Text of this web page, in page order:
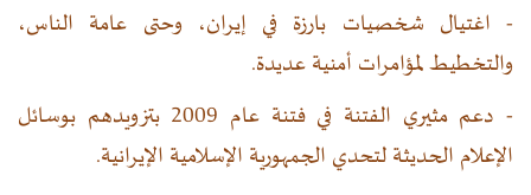
- اغتيال شخصيات بارزة في إيران، وحتى عامة الناس،
والتخطيط لمؤامرات أمنية عديدة.
- دعم مثيري الفتنة في فتنة عام 2009 بتزويدهم بوسائل
الإعلام الحديثة لتحدي الجمهورية الإسلامية الإيرانية.